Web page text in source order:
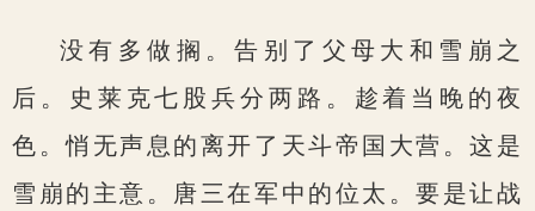
没有多做搁。告别了父母大和雪崩之
后。史莱克七股兵分两路。趁着当晚的夜
色。悄无声息的离开了天斗帝国大营。这是
雪崩的主意。唐三在军中的位太。要是让战